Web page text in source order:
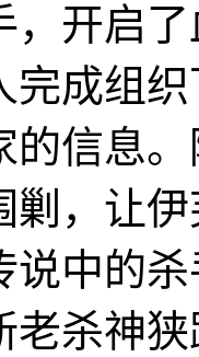
，开启
完成组
的信息
剿，让
说中的
老杀神